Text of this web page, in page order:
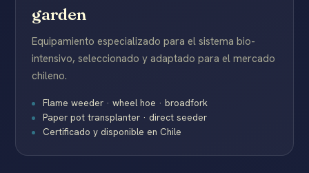
garden
Equipamiento especializado para el sistema bio-
intensivo, seleccionado y adaptado para el mercado
chileno.
Flame weeder · wheel hoe · broadfork
Paper pot transplanter · direct seeder
Certificado y disponible en Chile